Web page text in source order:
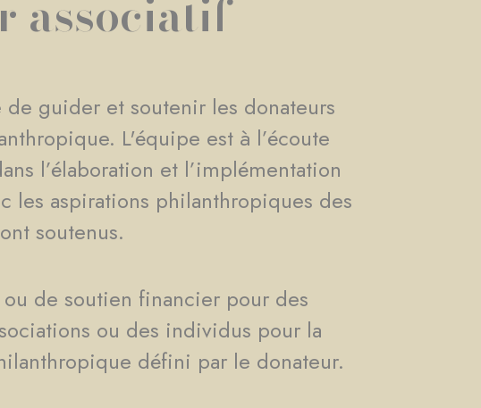
associatif
guider et soutenir les donateurs
L'équipe est à l’écoute
l’élaboration et l’implémentation
les aspirations philanthropiques des
soutenus.
de soutien financier pour des
ou des individus pour la
défini par le donateur.